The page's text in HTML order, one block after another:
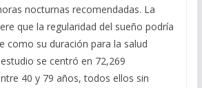
nocturnas recomendadas. La
que la regularidad del sueño podría
como su duración para la salud
se centró en 72,269
40 y 79 años, todos ellos sin